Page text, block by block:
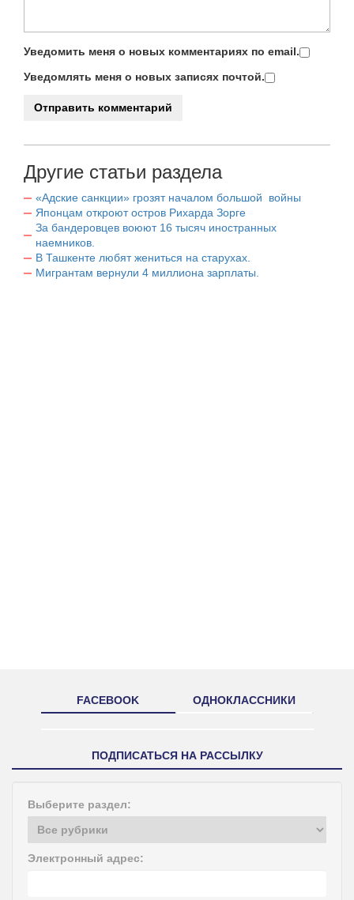
Уведомить меня о новых комментариях по email.
Уведомлять меня о новых записях почтой.
Другие статьи раздела
«Адские санкции» грозят началом большой войны
Японцам откроют остров Рихарда Зорге
За бандеровцев воюют 16 тысяч иностранных
наемников.
В Ташкенте любят жениться на старухах.
Мигрантам вернули 4 миллиона зарплаты.
FACEBOOK ОДНОКЛАССНИКИ
ПОДПИСАТЬСЯ НА РАССЫЛКУ
Выберите раздел:
Электронный адрес: